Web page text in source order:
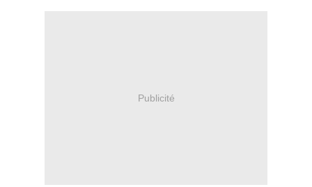
Publicité